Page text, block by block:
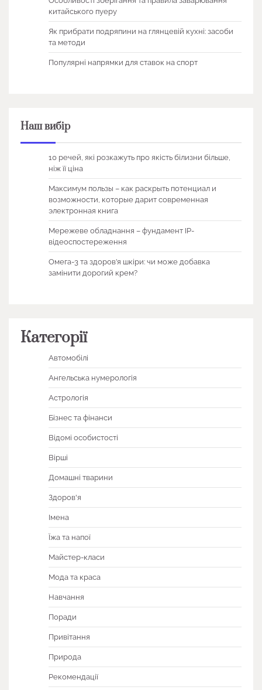
китайського пуеру
Як прибрати подряпини на глянцевій кухні: засоби
та методи
Популярні напрямки для ставок на спорт
Наш вибір
10 речей, які розкажуть про якість білизни більше,
ніж її ціна
Максимум пользы – как раскрыть потенциал и
возможности, которые дарит современная
электронная книга
Мережеве обладнання – фундамент IP-
відеоспостереження
Омега-3 та здоров’я шкіри: чи може добавка
замінити дорогий крем?
Категорії
Автомобілі
Ангельська нумерологія
Астрологія
Бізнес та фінанси
Відомі особистості
Вірші
Домашні тварини
Здоров'я
Імена
Їжа та напої
Майстер-класи
Мода та краса
Навчання
Поради
Привітання
Природа
Рекомендації